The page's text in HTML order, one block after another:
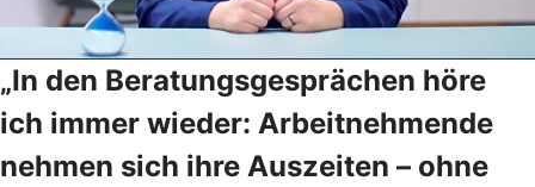
„In den Beratungsgesprächen höre
ich immer wieder: Arbeitnehmende
nehmen sich ihre Auszeiten – ohne